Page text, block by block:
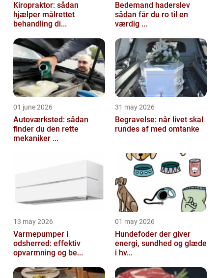
Kiropraktor: sådan
hjælper målrettet
behandling di...
Bedemand haderslev
sådan får du ro til en
værdig ...
01 june 2026
Autoværksted: sådan
finder du den rette
mekaniker ...
31 may 2026
Begravelse: når livet skal
rundes af med omtanke
13 may 2026
Varmepumper i
odsherred: effektiv
opvarmning og be...
01 may 2026
Hundefoder der giver
energi, sundhed og glæde
i hv...